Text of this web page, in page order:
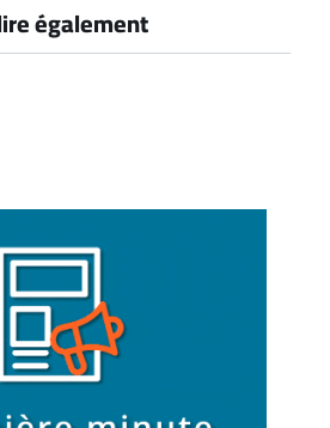
également